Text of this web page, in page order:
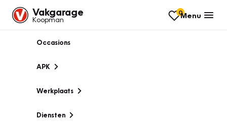
Vakgarage
Koopman
0Menu
Occasions
APK
Werkplaats
Diensten